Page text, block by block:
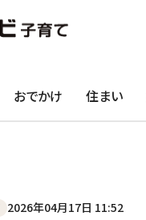
おでかけ 住まい
2026年04月17日 11:52